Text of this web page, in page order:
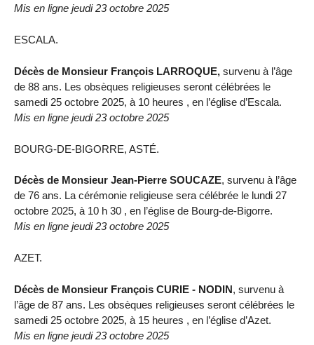
Mis en ligne jeudi 23 octobre 2025
ESCALA.
Décès de Monsieur François LARROQUE, survenu à l’âge
de 88 ans. Les obsèques religieuses seront célébrées le
samedi 25 octobre 2025, à 10 heures , en l’église d’Escala.
Mis en ligne jeudi 23 octobre 2025
BOURG-DE-BIGORRE, ASTÉ.
Décès de Monsieur Jean-Pierre SOUCAZE, survenu à l’âge
de 76 ans. La cérémonie religieuse sera célébrée le lundi 27
octobre 2025, à 10 h 30 , en l’église de Bourg-de-Bigorre.
Mis en ligne jeudi 23 octobre 2025
AZET.
Décès de Monsieur François CURIE - NODIN, survenu à
l’âge de 87 ans. Les obsèques religieuses seront célébrées le
samedi 25 octobre 2025, à 15 heures , en l’église d’Azet.
Mis en ligne jeudi 23 octobre 2025